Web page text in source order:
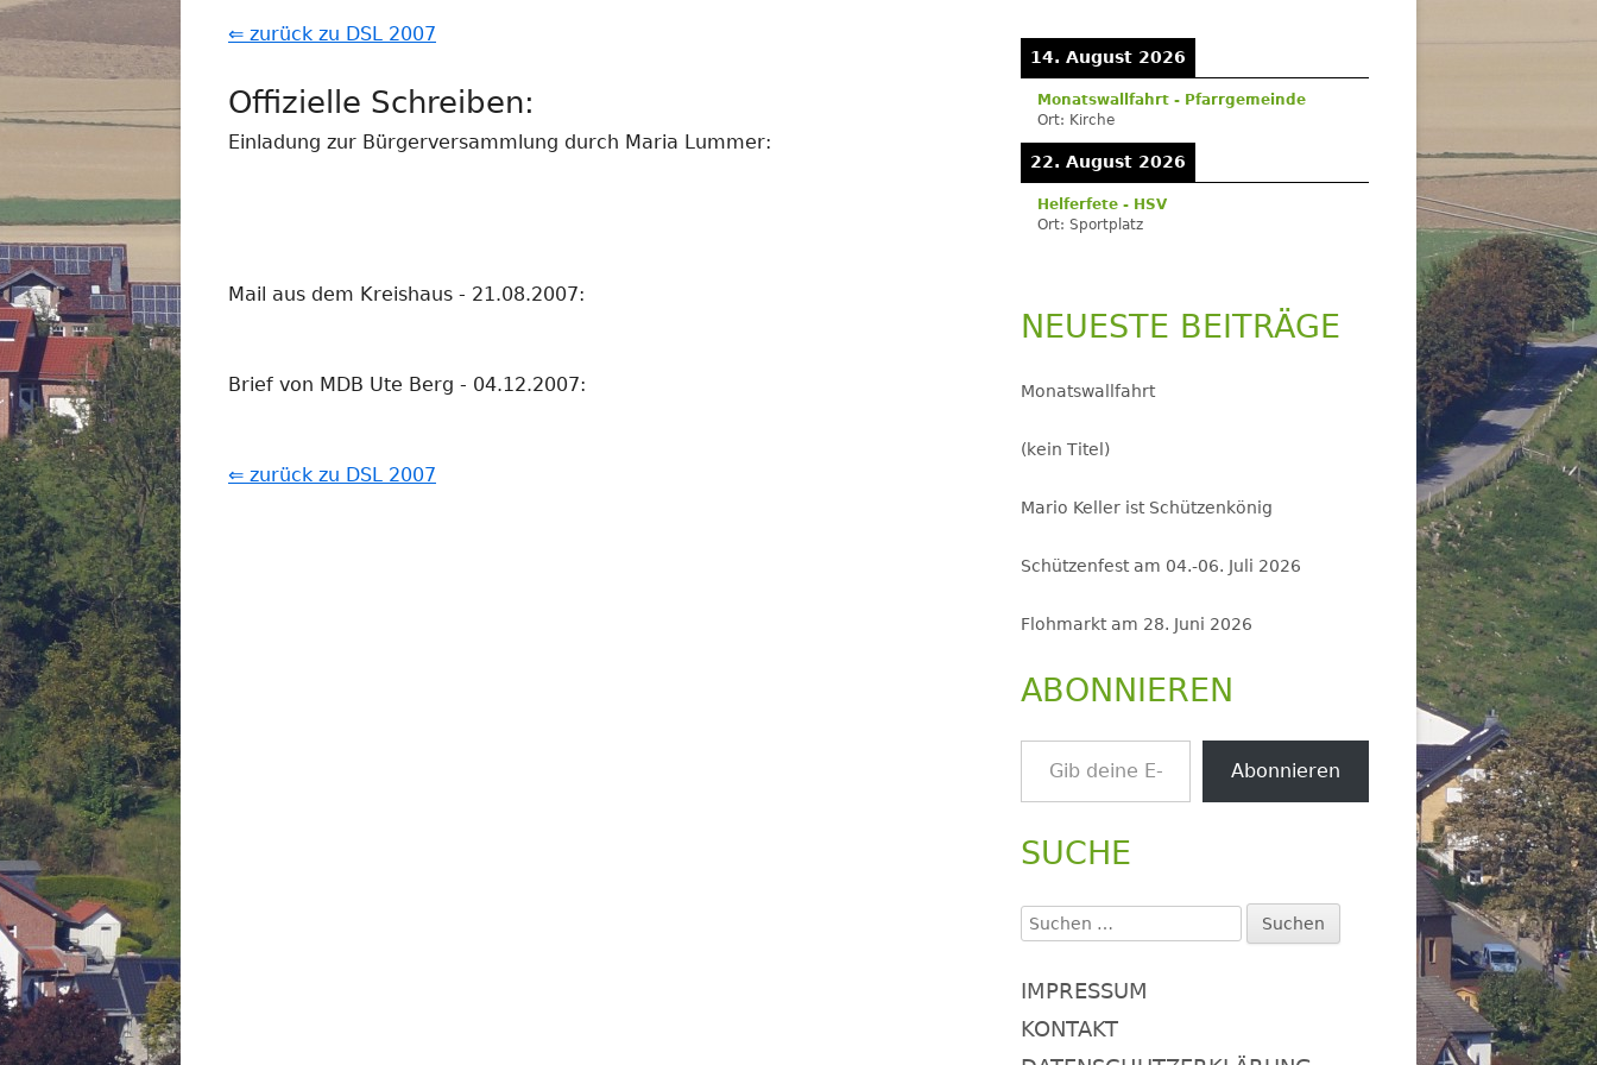
⇐ zurück zu DSL 2007
Offizielle Schreiben:
Einladung zur Bürgerversammlung durch Maria Lummer:
Mail aus dem Kreishaus - 21.08.2007:
Brief von MDB Ute Berg - 04.12.2007:
⇐ zurück zu DSL 2007
14. August 2026
Monatswallfahrt - Pfarrgemeinde
Ort: Kirche
22. August 2026
Helferfete - HSV
Ort:Sportplatz
NEUESTE BEITRÄGE
Monatswallfahrt
(kein Titel)
Mario Keller ist Schützenkönig
Schützenfest am 04.-06. Juli 2026
Flohmarkt am 28. Juni 2026
ABONNIEREN
Gib deine E-Mail-Adresse ein ...
Abonnieren
SUCHE
Suchen
nach:
IMPRESSUM
KONTAKT